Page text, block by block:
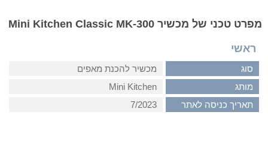
מפרט טכני של מכשיר Mini Kitchen Classic MK-300
ראשי
סוג
מכשיר להכנת מאפים
מותג
Mini Kitchen
תאריך כניסה לאתר
7/2023